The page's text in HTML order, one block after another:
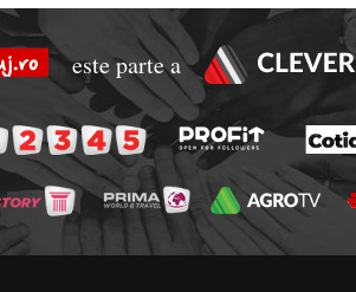
este parte a